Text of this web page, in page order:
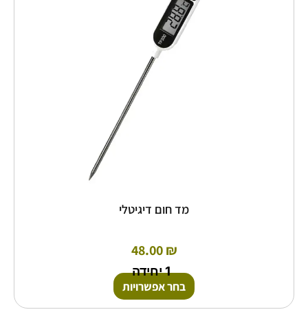
מד חום דיגיטלי
48.00₪
1 יחידה
בחר אפשרויות
לבחור
את
האפשרויות
בעמוד
המוצר